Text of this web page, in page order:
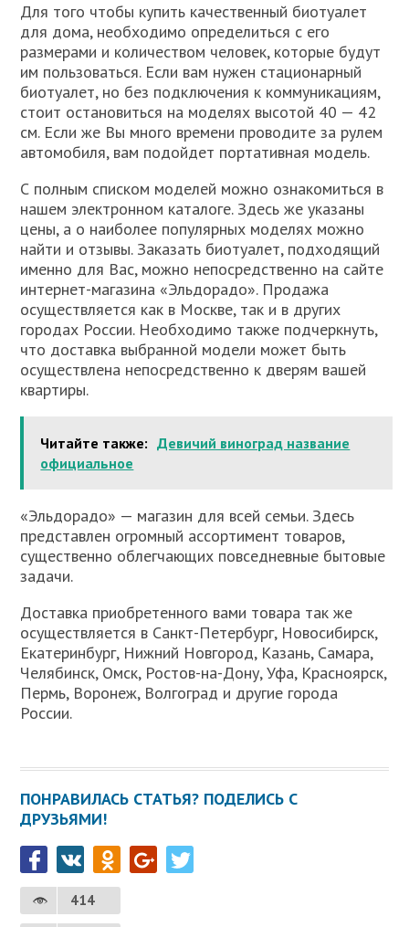
Для того чтобы купить качественный биотуалет
для дома, необходимо определиться с его
размерами и количеством человек, которые будут
им пользоваться. Если вам нужен стационарный
биотуалет, но без подключения к коммуникациям,
стоит остановиться на моделях высотой 40 — 42
см. Если же Вы много времени проводите за рулем
автомобиля, вам подойдет портативная модель.
С полным списком моделей можно ознакомиться в
нашем электронном каталоге. Здесь же указаны
цены, а о наиболее популярных моделях можно
найти и отзывы. Заказать биотуалет, подходящий
именно для Вас, можно непосредственно на сайте
интернет-магазина «Эльдорадо». Продажа
осуществляется как в Москве, так и в других
городах России. Необходимо также подчеркнуть,
что доставка выбранной модели может быть
осуществлена непосредственно к дверям вашей
квартиры.
Читайте также: Девичий виноград название
официальное
«Эльдорадо» — магазин для всей семьи. Здесь
представлен огромный ассортимент товаров,
существенно облегчающих повседневные бытовые
задачи.
Доставка приобретенного вами товара так же
осуществляется в Санкт-Петербург, Новосибирск,
Екатеринбург, Нижний Новгород, Казань, Самара,
Челябинск, Омск, Ростов-на-Дону, Уфа, Красноярск,
Пермь, Воронеж, Волгоград и другие города
России.
ПОНРАВИЛАСЬ СТАТЬЯ? ПОДЕЛИСЬ С
ДРУЗЬЯМИ!
414